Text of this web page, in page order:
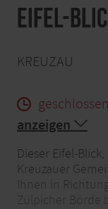
Eifel-
KREUZAU
geschlossen
anzeigen
Dieser Eifel-
Kreuzauer
Ihnen in
Zülpicher Börde